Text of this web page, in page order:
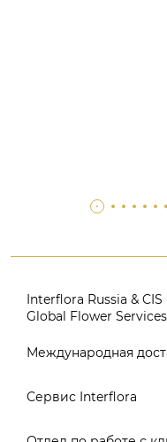
Interflora Russia & CIS
Global Flower Services
Версия для печати
Поиск
Международная
Россия
Сервис Interflora
Заказ и оплата